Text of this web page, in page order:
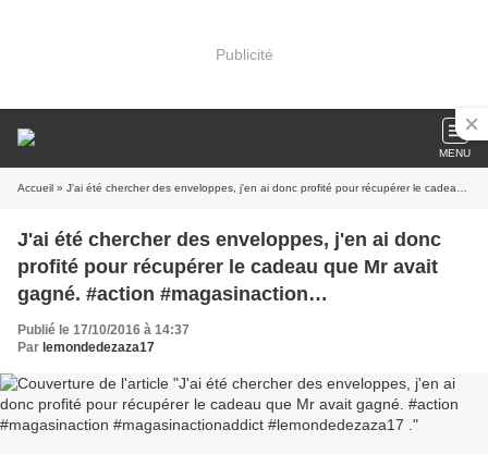
Publicité
MENU
Accueil » J'ai été chercher des enveloppes, j'en ai donc profité pour récupérer le cadeau que Mr avait gagné. #action #magasinaction #magasinactionaddict #lemondedezaza17 .
J'ai été chercher des enveloppes, j'en ai donc
profité pour récupérer le cadeau que Mr avait
gagné. #action #magasinaction
#magasinactionaddict #lemondedezaza17 .
Publié le 17/10/2016 à 14:37
Par lemondedezaza17